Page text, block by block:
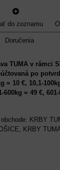
do zoznamu
Doručenia
TUMA v rámci
po
= 10 €, 10,1-
600kg = 49 €,
KRBY
KRBY